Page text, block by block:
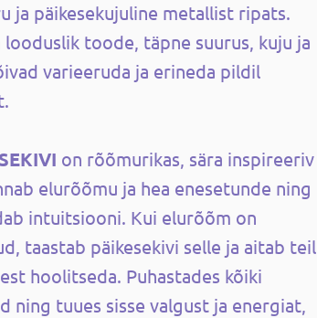
ja päikesekujuline metallist ripats.
looduslik toode, täpne suurus, kuju ja
varieeruda ja erineda pildil
on rõõmurikas, sära inspireeriv
elurõõmu ja hea enesetunde ning
intuitsiooni. Kui elurõõm on
taastab päikesekivi selle ja aitab teil
hoolitseda. Puhastades kõiki
ning tuues sisse valgust ja energiat,